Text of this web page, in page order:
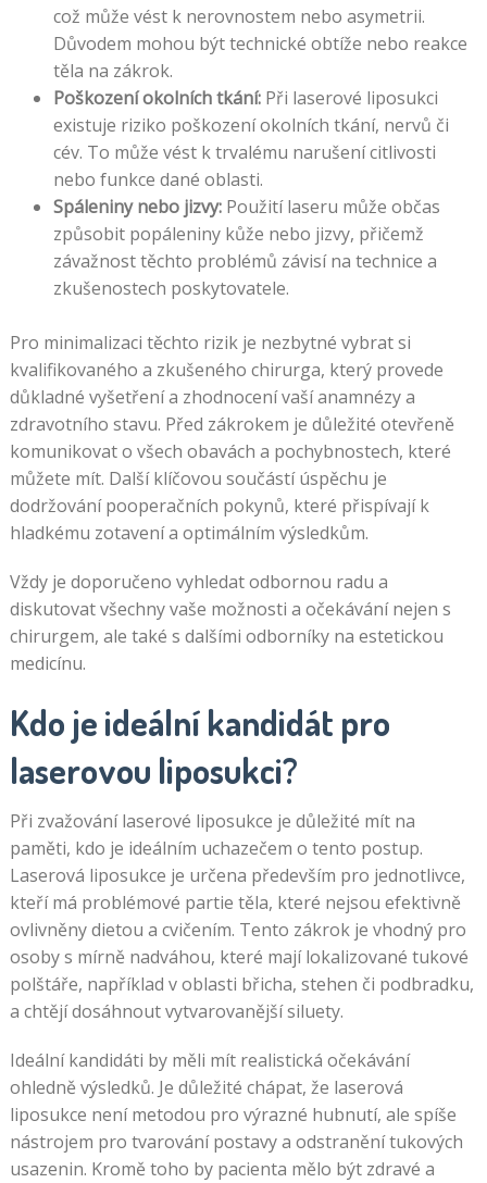
což může vést k nerovnostem nebo asymetrii.
Důvodem mohou být technické obtíže nebo reakce
těla na zákrok.
Poškození okolních tkání:Při laserové liposukci
existuje riziko poškození okolních tkání, nervů či
cév. To může vést k trvalému narušení citlivosti
nebo funkce dané oblasti.
Spáleniny nebo jizvy:Použití laseru může občas
způsobit popáleniny kůže nebo jizvy, přičemž
závažnost těchto problémů závisí na technice a
zkušenostech poskytovatele.
Pro minimalizaci těchto rizik je nezbytné vybrat si
kvalifikovaného a zkušeného chirurga, který provede
důkladné vyšetření a zhodnocení vaší anamnézy a
zdravotního stavu. Před zákrokem je důležité otevřeně
komunikovat o všech obavách a pochybnostech, které
můžete mít. Další klíčovou součástí úspěchu je
dodržování pooperačních pokynů, které přispívají k
hladkému zotavení a optimálním výsledkům.
Vždy je doporučeno vyhledat odbornou radu a
diskutovat všechny vaše možnosti a očekávání nejen s
chirurgem, ale také s dalšími odborníky na estetickou
medicínu.
Kdo je ideální kandidát pro
laserovou liposukci?
Při zvažování laserové liposukce je důležité mít na
paměti, kdo je ideálním uchazečem o tento postup.
Laserová liposukce je určena především pro jednotlivce,
kteří má problémové partie těla, které nejsou efektivně
ovlivněny dietou a cvičením. Tento zákrok je vhodný pro
osoby s mírně nadváhou, které mají lokalizované tukové
polštáře, například v oblasti břicha, stehen či podbradku,
a chtějí dosáhnout vytvarovanější siluety.
Ideální kandidáti by měli mít realistická očekávání
ohledně výsledků. Je důležité chápat, že laserová
liposukce není metodou pro výrazné hubnutí, ale spíše
nástrojem pro tvarování postavy a odstranění tukových
usazenin. Kromě toho by pacienta mělo být zdravé a